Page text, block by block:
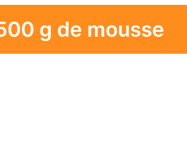
g de mousse